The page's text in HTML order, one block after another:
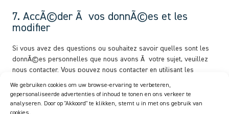
We gebruiken cookies om uw browse-ervaring te verbeteren,
gepersonaliseerde advertenties of inhoud te tonen en ons verkeer te
analyseren. Door op "Akkoord" te klikken, stemt u in met ons gebruik van
cookies.
7. AccÃ©der Ã vos donnÃ©es et les
modifier
Si vous avez des questions ou souhaitez savoir quelles sont les
donnÃ©es personnelles que nous avons Ã votre sujet, veuillez
nous contacter. Vous pouvez nous contacter en utilisant les
informations ci-dessous. Vous avez les droits suivants:
Vous avez le droit de savoir pourquoi vos donnÃ©es